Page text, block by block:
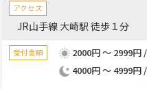
アクセス
JR山手線 大崎駅 徒歩１分
受付金額
2000円 ～ 2999円
4000円 ～ 4999円